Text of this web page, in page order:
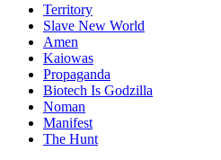
Territory
Slave New World
Amen
Kaiowas
Propaganda
Biotech Is Godzilla
Noman
Manifest
The Hunt